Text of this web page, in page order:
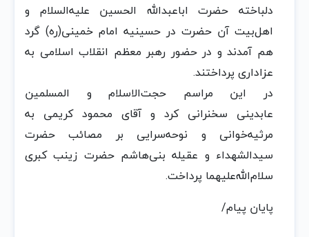
دلباخته حضرت اباعبدالله الحسین علیه‌السلام و
اهل‌بیت‌ آن حضرت در حسینیه امام خمینی(ره) گرد
هم آمدند و در حضور رهبر معظم انقلاب اسلامی به
عزاداری پرداختند.
در این مراسم حجت‌الاسلام و المسلمین
عابدینی سخنرانی کرد و آقای محمود کریمی به
مرثیه‌خوانی و نوحه‌سرایی بر مصائب حضرت
سیدالشهداء و عقیله بنی‌هاشم حضرت زینب کبری
سلام‌الله‌علیهما پرداخت.
پایان پیام/